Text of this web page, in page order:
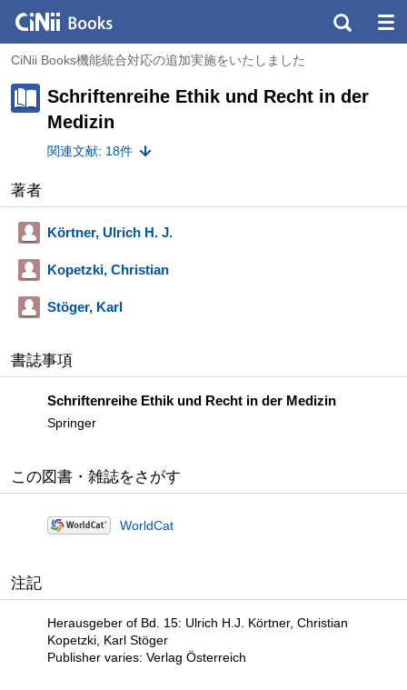
CiNii Books機能統合対応の追加実施をいたしました
Schriftenreihe Ethik und Recht in der
Medizin
関連文献: 18件
著者
Körtner, Ulrich H. J.
Kopetzki, Christian
Stöger, Karl
書誌事項
Schriftenreihe Ethik und Recht in der Medizin
Springer
この図書・雑誌をさがす
WorldCat
注記
Herausgeber of Bd. 15: Ulrich H.J. Körtner, Christian
Kopetzki, Karl Stöger
Publisher varies: Verlag Österreich